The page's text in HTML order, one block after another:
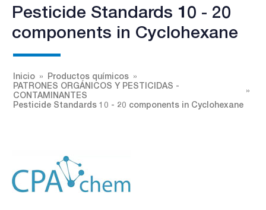
Pesticide Standards 10 - 20
components in Cyclohexane
Inicio
Productos químicos
PATRONES ORGÁNICOS Y PESTICIDAS -
CONTAMINANTES
Pesticide Standards 10 - 20 components in Cyclohexane